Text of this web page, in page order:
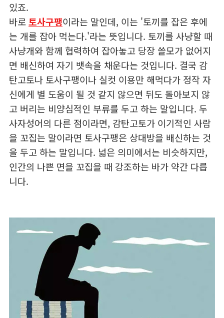
있죠.
바로토사구팽이라는 말인데, 이는 '토끼를 잡은 후에
는 개를 잡아 먹는다.'라는 뜻입니다. 토끼를 사냥할 때
사냥개와 함께 협력하여 잡아놓고 당장 쓸모가 없어지
면 배신하여 자기 뱃속을 채운다는 것입니다. 결국 감
탄고토나 토사구팽이나 실컷 이용만 해먹다가 정작 자
신에게 별 도움이 될 것 같지 않으면 뒤도 돌아보지 않
고 버리는 비양심적인 부류를 두고 하는 말입니다. 두
사자성어의 다른 점이라면, 감탄고토가 이기적인 사람
을 꼬집는 말이라면 토사구팽은 상대방을 배신하는 것
을 두고 하는 말입니다. 넓은 의미에서는 비슷하지만,
인간의 나쁜 면을 꼬집을 때 강조하는 바가 약간 다릅
니다.